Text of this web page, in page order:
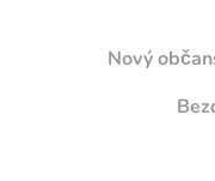
Nový